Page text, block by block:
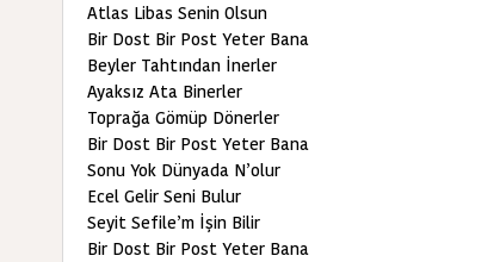
Atlas Libas Senin Olsun
Bir Dost Bir Post Yeter Bana
Beyler Tahtından İnerler
Ayaksız Ata Binerler
Toprağa Gömüp Dönerler
Bir Dost Bir Post Yeter Bana
Sonu Yok Dünyada N’olur
Ecel Gelir Seni Bulur
Seyit Sefile’m İşin Bilir
Bir Dost Bir Post Yeter Bana